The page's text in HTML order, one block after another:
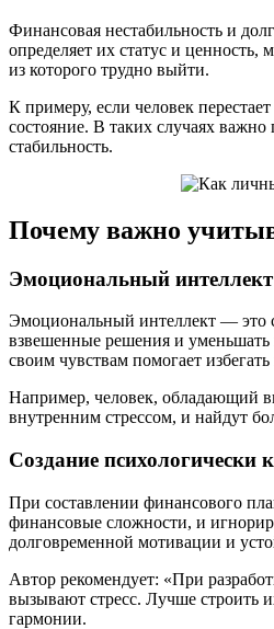
Финансовая нестабильность и
определяет их статус и
из которого трудно выйти.
К примеру, если человек
состояние. В таких случаях
стабильность.
Почему важно
Эмоциональный
Эмоциональный интеллект — это
взвешенные решения и уменьшать
своим чувствам помогает
Например, человек, обладающий
внутренним стрессом, и найдут
Создание психологически
При составлении финансового
финансовые сложности, и
долговременной мотивации и
Автор рекомендует: «При
вызывают стресс. Лучше строить
гармонии.